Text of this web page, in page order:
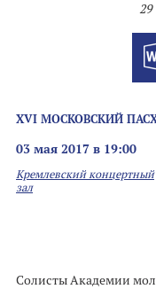
29
XVI МОСКОВСКИЙ
03 мая 2017 в 19:00
Кремлевский концертный
зал
Солисты Академии